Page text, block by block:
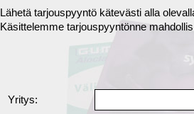
Lähetä tarjouspyyntö kätevästi alla
Käsittelemme tarjouspyyntönne
Yritys: